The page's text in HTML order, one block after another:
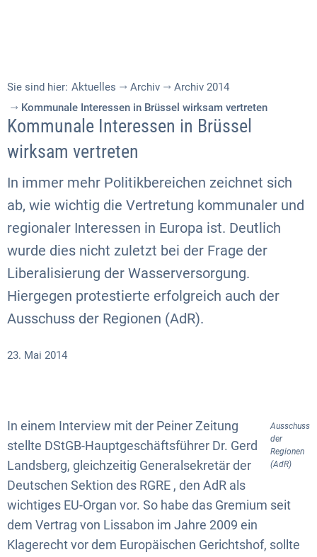
Sie sind hier: Aktuelles Archiv
Archiv 2014
Kommunale Interessen in Brüssel wirksam vertreten
Kommunale Interessen in Brüssel
wirksam vertreten
In immer mehr Politikbereichen zeichnet sich
ab, wie wichtig die Vertretung kommunaler und
regionaler Interessen in Europa ist. Deutlich
wurde dies nicht zuletzt bei der Frage der
Liberalisierung der Wasserversorgung.
Hiergegen protestierte erfolgreich auch der
Ausschuss der Regionen (AdR).
23. Mai 2014
Ausschuss
der
Regionen
(AdR)
In einem Interview mit der Peiner Zeitung
stellte DStGB-Hauptgeschäftsführer Dr. Gerd
Landsberg, gleichzeitig Generalsekretär der
Deutschen Sektion des RGRE , den AdR als
wichtiges EU-Organ vor. So habe das Gremium seit
dem Vertrag von Lissabon im Jahre 2009 ein
Klagerecht vor dem Europäischen Gerichtshof, sollte